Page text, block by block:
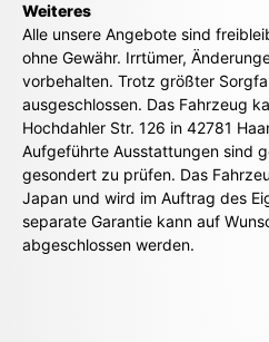
Weiteres
Alle unsere Angebote sind
ohne Gewähr. Irrtümer,
vorbehalten. Trotz größter
ausgeschlossen. Das Fahrzeug
Hochdahler Str. 126 in 42781
Aufgeführte Ausstattungen sind
gesondert zu prüfen. Das
Japan und wird im Auftrag des
separate Garantie kann auf
abgeschlossen werden.